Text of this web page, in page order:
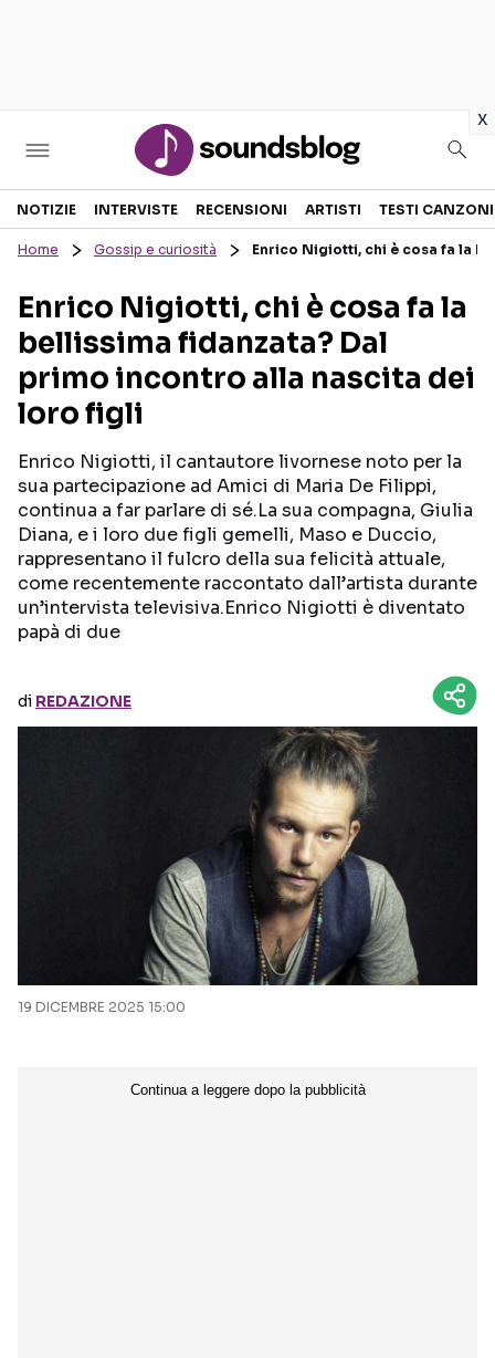
x
Sezioni
RECENSIONI MUSICALI
INTERVISTE
GOSSIP E CURIOSITÀ
TESTI CANZONI
TOUR ED EVENTI
TALENT SHOW
Seguici sui social
NOTIZIE INTERVISTE RECENSIONI ARTISTI TESTI CANZONI
Home Gossip e curiosità Enrico Nigiotti, chi è cosa fa la
Enrico Nigiotti, chi è cosa fa la
bellissima fidanzata? Dal
primo incontro alla nascita dei
loro figli
Enrico Nigiotti, il cantautore livornese noto per la
sua partecipazione ad Amici di Maria De Filippi,
continua a far parlare di sé.La sua compagna, Giulia
Diana, e i loro due figli gemelli, Maso e Duccio,
rappresentano il fulcro della sua felicità attuale,
come recentemente raccontato dall’artista durante
un’intervista televisiva.Enrico Nigiotti è diventato
papà di due
di REDAZIONE
19 DICEMBRE 2025 15:00